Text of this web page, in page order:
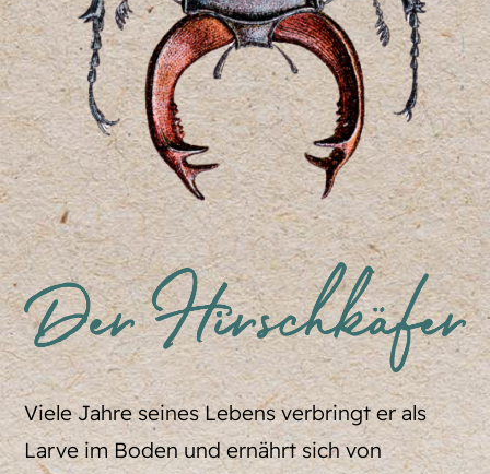
Viele Jahre seines Lebens verbringt er als
Larve im Boden und ernährt sich von